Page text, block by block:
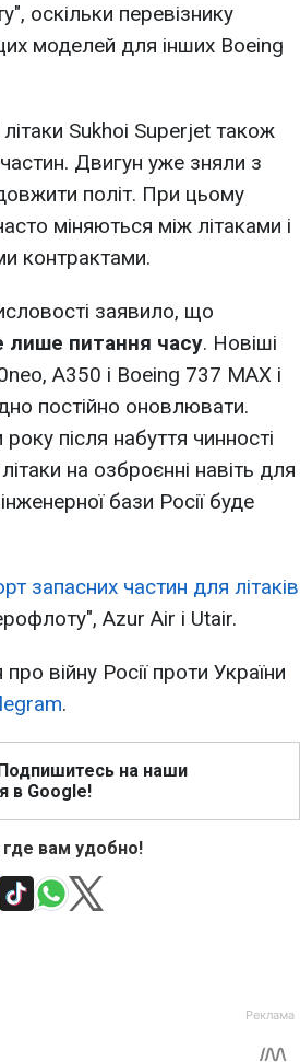
оскільки перевізнику
моделей для інших Boeing
Sukhoi Superjet також
Двигун уже зняли з
політ. При цьому
міняються між літаками і
контрактами.
заявило, що
лише питання часу. Новіші
A350 і Boeing 737 MAX і
постійно оновлювати.
після набуття чинності
на озброєнні навіть для
бази Росії буде
запасних частин для літаків
Azur Air і Utair.
війну Росії проти України
.
на наши
в Google!
где вам удобно!